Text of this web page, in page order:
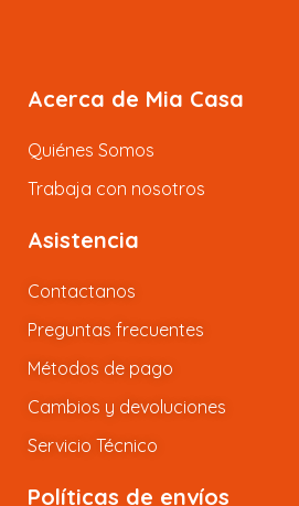
Acerca de Mia Casa
Quiénes Somos
Trabaja con nosotros
Asistencia
Contactanos
Preguntas frecuentes
Métodos de pago
Cambios y devoluciones
Servicio Técnico
Políticas de envíos